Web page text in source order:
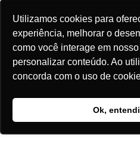
Utilizamos cookies para
experiência, melhorar o
como você interage em
personalizar conteúdo. Ao
concorda com o uso de
Ok,